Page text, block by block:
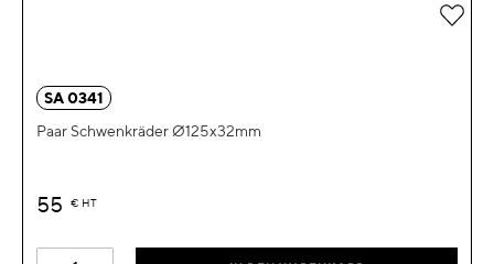
SA 0341
Paar Schwenkräder Ø125x32mm
55 € HT
Zur